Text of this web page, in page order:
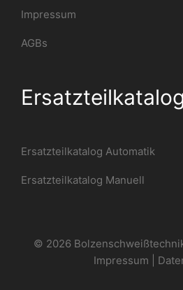
Impressum
AGBs
Ersatzteilkatalog Automatik
Ersatzteilkatalog Manuell
© 2026 Bolzenschweißtechnik
Impressum